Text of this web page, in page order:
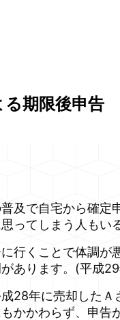
期限後申告
及で自宅から確定
ってしまう人もい
行くことで体調が
あります。(平成
28年に売却したＡ
かかわらず、申告